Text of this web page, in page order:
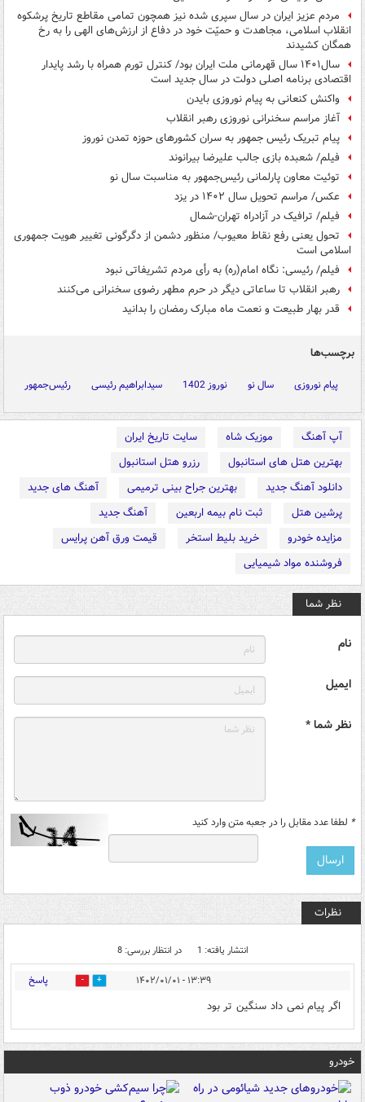
مردم عزیز ایران در سال سپری شده نیز همچون تمامی مقاطع تاریخ پرشکوه
انقلاب اسلامی، مجاهدت و حمیّت خود در دفاع از ارزش‌های الهی را به رخ
همگان کشیدند
سال۱۴۰۱ سال قهرمانی ملت ایران بود/ کنترل تورم همراه با رشد پایدار
اقتصادی برنامه اصلی دولت در سال جدید است
واکنش کنعانی به پیام نوروزی بایدن
آغاز مراسم سخنرانی نوروزی رهبر انقلاب
پیام تبریک رئیس جمهور به سران کشورهای حوزه تمدن نوروز
فیلم/ شعبده بازی جالب علیرضا بیرانوند
توئیت معاون پارلمانی رئیس‌جمهور به مناسبت سال نو
عکس/ مراسم تحویل سال ۱۴۰۲ در یزد
فیلم/ ترافیک در آزادراه تهران-شمال
تحول یعنی رفع نقاط معیوب/ منظور دشمن از دگرگونی تغییر هویت جمهوری
اسلامی است
فیلم/ رئیسی: نگاه امام(ره) به رأی مردم تشریفاتی نبود
رهبر انقلاب تا ساعاتی دیگر در حرم مطهر رضوی سخنرانی می‌کنند
قدر بهار طبیعت و نعمت ماه مبارک رمضان را بدانید
برچسب‌ها
پیام نوروزی سال نو نوروز 1402 سیدابراهیم رئیسی رئیس‌جمهور
آپ آهنگ موزیک شاه
سایت تاریخ ایران
بهترین هتل های استانبول
رزرو هتل استانبول
دانلود آهنگ جدید
بهترین جراح بینی ترمیمی
آهنگ های جدید
پرشین هتل
ثبت نام بیمه اربعین
آهنگ جدید
مزایده خودرو
خرید بلیط استخر
قیمت ورق آهن پرایس
فروشنده مواد شیمیایی
نظر شما
نام
ایمیل
نظر شما *
* لطفا عدد مقابل را در جعبه متن وارد کنید
نظرات
انتشار یافته: 1 در انتظار بررسی: 8
۱۳:۳۹ - ۱۴۰۲/۰۱/۰۱ 0 پاسخ
اگر پیام نمی داد سنگین تر بود
خودرو